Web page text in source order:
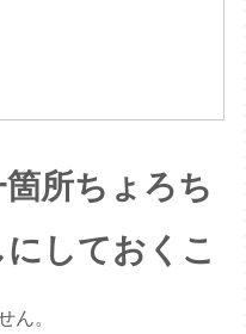
所ちょろち
しておくこ
ん。